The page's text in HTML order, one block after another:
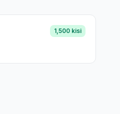
1,500kisi